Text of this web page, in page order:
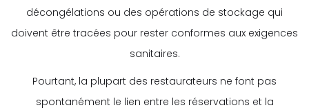
décongélations ou des opérations de stockage qui
doivent être tracées pour rester conformes aux exigences
sanitaires.
Pourtant, la plupart des restaurateurs ne font pas
spontanément le lien entre les réservations et la